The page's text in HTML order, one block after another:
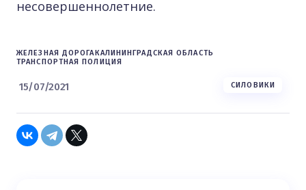
несовершеннолетние.
ЖЕЛЕЗНАЯ ДОРОГАКАЛИНИНГРАДСКАЯ ОБЛАСТЬ
ТРАНСПОРТНАЯ ПОЛИЦИЯ
15/07/2021 СИЛОВИКИ